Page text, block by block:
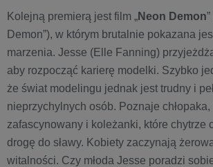
Kolejną premierą jest film „Neon Demon
Demon”), w którym brutalnie pokazana
marzenia. Jesse (Elle Fanning)
aby rozpocząć karierę modelki. Szybko
że świat modelingu jednak jest trudny i
nieprzychylnych osób. Poznaje
zafascynowany i koleżanki, które chytrze
drogę do sławy. Kobiety zaczynają
witalności. Czy młoda Jesse poradzi